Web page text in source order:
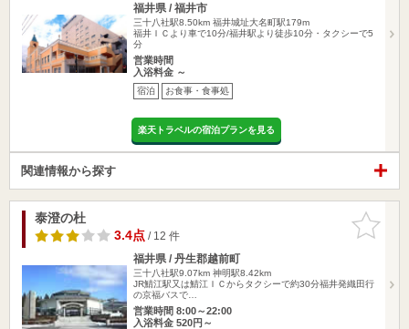
福井県 / 福井市
三十八社駅8.50km 福井城址大名町駅179m
福井ＩＣより車で10分/福井駅より徒歩10分・タクシーで5
分
営業時間
入浴料金 ～
宿泊 お食事・食事処
楽天トラベルの宿泊プランを見る
関連情報から探す
お気に入
りに追加
泰澄の杜
3.4点/ 12 件
福井県 / 丹生郡越前町
三十八社駅9.07km 神明駅8.42km
JR鯖江駅又は鯖江ＩＣからタクシーで約30分福井発織田行
の京福バスで…
営業時間 8:00～22:00
入浴料金 520円～